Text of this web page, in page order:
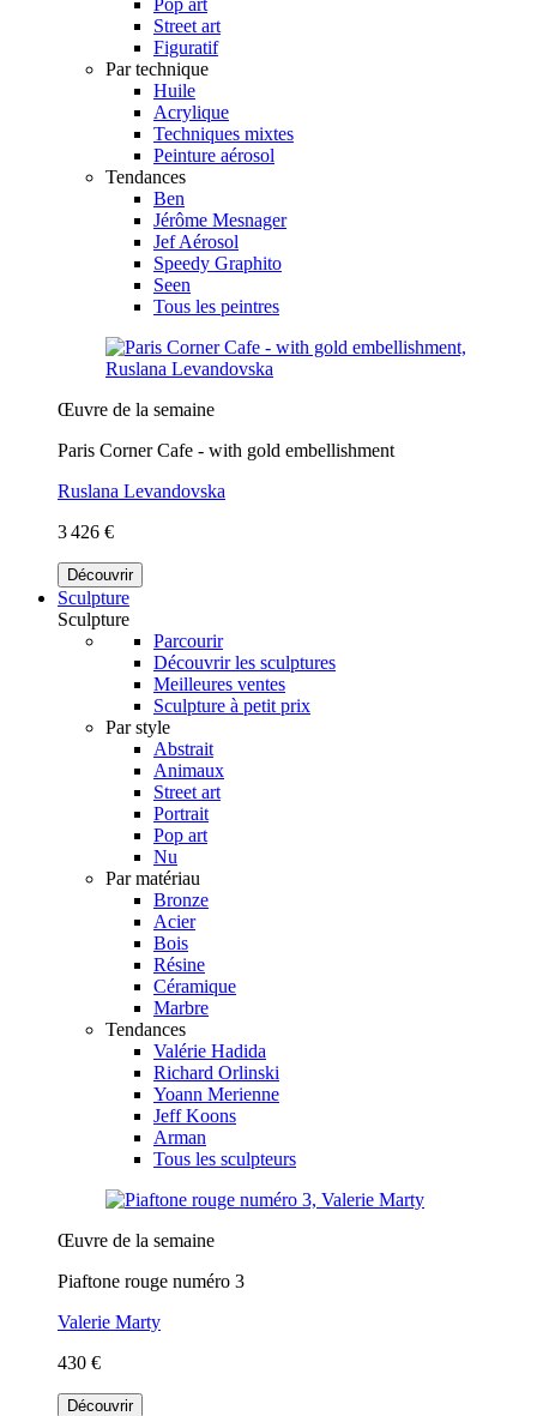
Street art
Figuratif
Par technique
Huile
Acrylique
Techniques mixtes
Peinture aérosol
Tendances
Ben
Jérôme Mesnager
Jef Aérosol
Speedy Graphito
Seen
Tous les peintres
Œuvre de la semaine
Paris Corner Cafe - with gold embellishment
Ruslana Levandovska
3 426 €
Découvrir
Sculpture
Sculpture
Parcourir
Découvrir les sculptures
Meilleures ventes
Sculpture à petit prix
Par style
Abstrait
Animaux
Street art
Portrait
Pop art
Nu
Par matériau
Bronze
Acier
Bois
Résine
Céramique
Marbre
Tendances
Valérie Hadida
Richard Orlinski
Yoann Merienne
Jeff Koons
Arman
Tous les sculpteurs
Œuvre de la semaine
Piaftone rouge numéro 3
Valerie Marty
430 €
Découvrir